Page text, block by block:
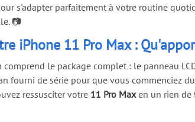
s'adapter parfaitement à votre routine
📷
iPhone 11 Pro Max :
le package complet : le panneau
fourni de série pour que vous commenciez
ressusciter votre 11 Pro Maxen un rien de